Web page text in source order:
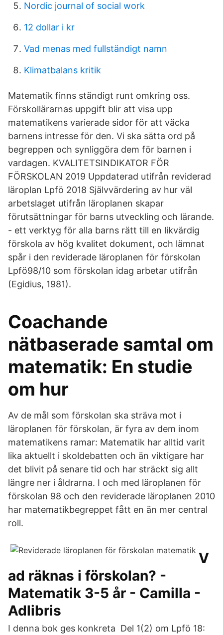
Nordic journal of social work
12 dollar i kr
Vad menas med fullständigt namn
Klimatbalans kritik
Matematik finns ständigt runt omkring oss.
Förskollärarnas uppgift blir att visa upp
matematikens varierade sidor för att väcka
barnens intresse för den. Vi ska sätta ord på
begreppen och synliggöra dem för barnen i
vardagen. KVALITETSINDIKATOR FÖR
FÖRSKOLAN 2019 Uppdaterad utifrån reviderad
läroplan Lpfö 2018 Självvärdering av hur väl
arbetslaget utifrån läroplanen skapar
förutsättningar för barns utveckling och lärande.
- ett verktyg för alla barns rätt till en likvärdig
förskola av hög kvalitet dokument, och lämnat
spår i den reviderade läroplanen för förskolan
Lpfö98/10 som förskolan idag arbetar utifrån
(Egidius, 1981).
Coachande
nätbaserade samtal om
matematik: En studie
om hur
Av de mål som förskolan ska sträva mot i
läroplanen för förskolan, är fyra av dem inom
matematikens ramar: Matematik har alltid varit
lika aktuellt i skoldebatten och än viktigare har
det blivit på senare tid och har sträckt sig allt
längre ner i åldrarna. I och med läroplanen för
förskolan 98 och den reviderade läroplanen 2010
har matematikbegreppet fått en än mer central
roll.
V
ad räknas i förskolan? -
Matematik 3-5 år - Camilla -
Adlibris
I denna bok ges konkreta Del 1(2) om Lpfö 18: